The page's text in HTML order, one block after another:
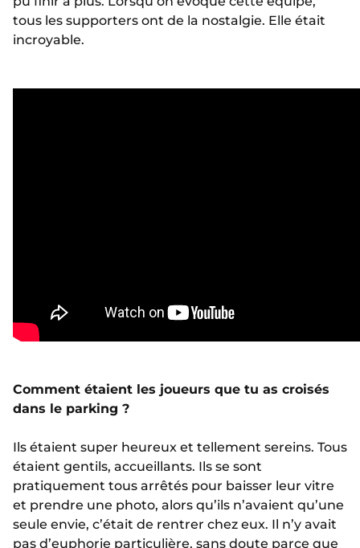
tous les supporters ont de la nostalgie. Elle était
incroyable.
Comment étaient les joueurs que tu as croisés
dans le parking ?
Ils étaient super heureux et tellement sereins. Tous
étaient gentils, accueillants. Ils se sont
pratiquement tous arrêtés pour baisser leur vitre
et prendre une photo, alors qu’ils n’avaient qu’une
seule envie, c’était de rentrer chez eux. Il n’y avait
pas d’euphorie particulière, sans doute parce que